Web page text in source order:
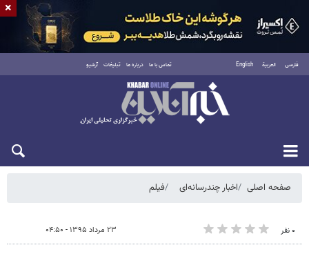
فارسی العربية English تماس با ما درباره ما تبلیغات آرشیو
شنبه ۱۷ مرداد ۱۴۰۵
صفحه اصلی اخبار چندرسانه‌ای فیلم
۰ نفر ۲۳ مرداد ۱۳۹۵ - ۰۴:۵۰
×